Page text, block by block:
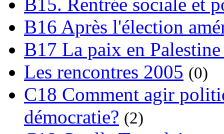
B16 Après l'élection
B17 La paix en
Les rencontres 2005 (0)
C18 Comment agir
démocratie? (2)